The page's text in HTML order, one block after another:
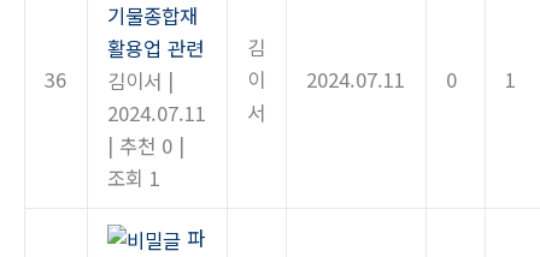
36
기물종합재
활용업 관련
김이서 |
2024.07.11
| 추천 0 |
조회 1
김
이
서
2024.07.11 0 1
파